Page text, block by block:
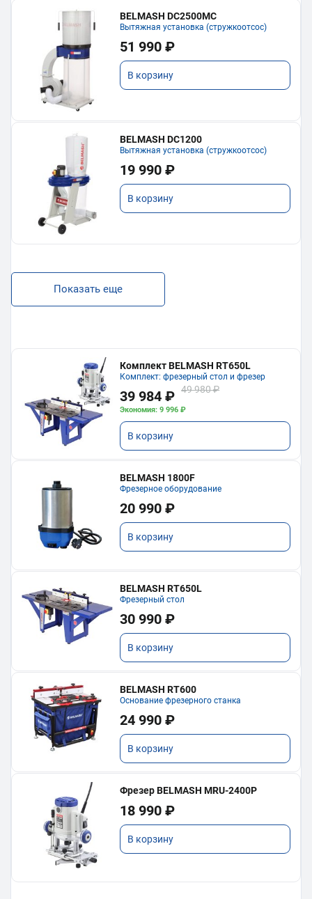
BELMASH DC2500MC
Вытяжная установка (стружкоотсос)
51 990 ₽
В корзину
BELMASH DC1200
Вытяжная установка (стружкоотсос)
19 990 ₽
В корзину
Показать еще
Комплект BELMASH RT650L
Комплект: фрезерный стол и фрезер
39 984 ₽ 49 980 ₽
Экономия: 9 996 ₽
В корзину
BELMASH 1800F
Фрезерное оборудование
20 990 ₽
В корзину
BELMASH RT650L
Фрезерный стол
30 990 ₽
В корзину
BELMASH RT600
Основание фрезерного станка
24 990 ₽
В корзину
Фрезер BELMASH MRU-2400P
18 990 ₽
В корзину